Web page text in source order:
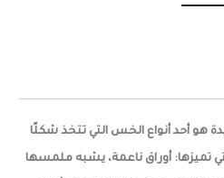
هو أحد أنواع الخس التي تتخذ شكلًا
تميزها: أوراق ناعمة، يشبه ملمسها